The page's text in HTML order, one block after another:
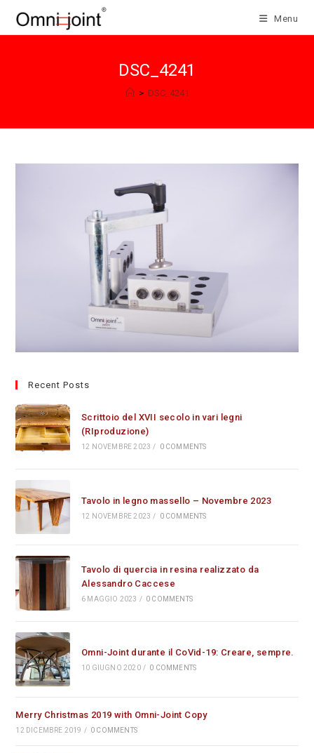
Menu
DSC_4241
> DSC_4241
Recent Posts
Scrittoio del XVII secolo in vari legni
(RIproduzione)
12 NOVEMBRE 2023 / 0 COMMENTS
Tavolo in legno massello – Novembre 2023
12 NOVEMBRE 2023 / 0 COMMENTS
Tavolo di quercia in resina realizzato da
Alessandro Caccese
6 MAGGIO 2023 / 0 COMMENTS
Omni-Joint durante il CoVid-19: Creare, sempre.
10 GIUGNO 2020 / 0 COMMENTS
Merry Christmas 2019 with Omni-Joint Copy
12 DICEMBRE 2019 / 0 COMMENTS